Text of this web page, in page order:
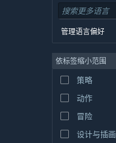
管理语言偏好
依标签缩小范围
策略
动作
冒险
设计与插画